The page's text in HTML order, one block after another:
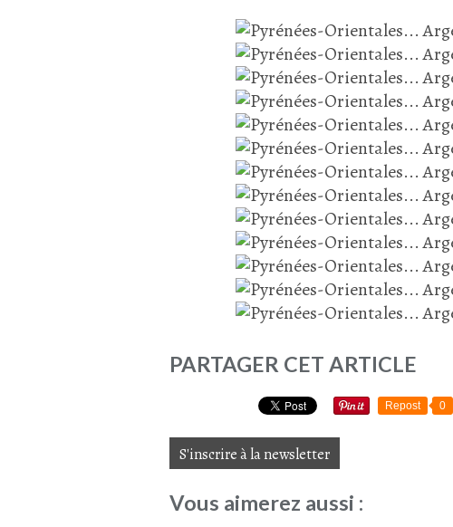
PARTAGER CET ARTICLE
Repost 0
S'inscrire à la newsletter
Vous aimerez aussi :